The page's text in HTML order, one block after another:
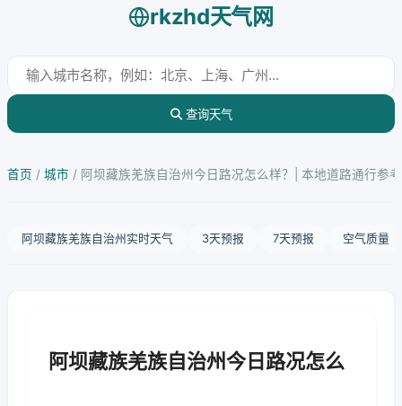
rkzhd天气网
查询天气
首页 / 城市 / 阿坝藏族羌族自治州今日路况怎么样？| 本地道路通行参考
阿坝藏族羌族自治州实时天气 3天预报 7天预报 空气质量
阿坝藏族羌族自治州今日路况怎么